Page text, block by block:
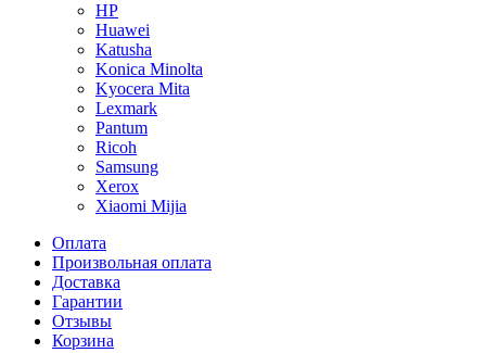
HP
Huawei
Katusha
Konica Minolta
Kyocera Mita
Lexmark
Pantum
Ricoh
Samsung
Xerox
Xiaomi Mijia
Оплата
Произвольная оплата
Доставка
Гарантии
Отзывы
Корзина